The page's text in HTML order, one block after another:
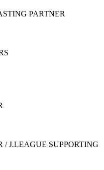
PARTNER
/ J.LEAGUE SUPPORTING